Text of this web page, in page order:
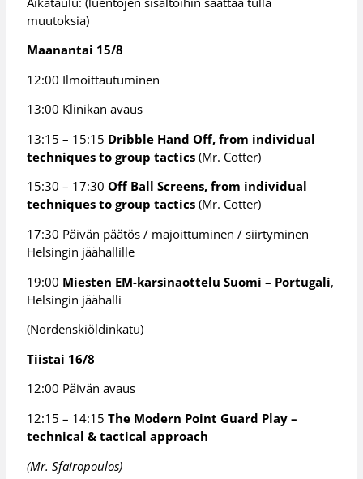
muutoksia)
Maanantai 15/8
12:00 Ilmoittautuminen
13:00 Klinikan avaus
13:15 – 15:15 Dribble Hand Off, from individual
techniques to group tactics (Mr. Cotter)
15:30 – 17:30Off Ball Screens, from individual
techniques to group tactics (Mr. Cotter)
17:30 Päivän päätös / majoittuminen / siirtyminen
Helsingin jäähallille
19:00 Miesten EM-karsinaottelu Suomi – Portugali,
Helsingin jäähalli
(Nordenskiöldinkatu)
Tiistai 16/8
12:00 Päivän avaus
12:15 – 14:15The Modern Point Guard Play –
technical & tactical approach
(Mr. Sfairopoulos)